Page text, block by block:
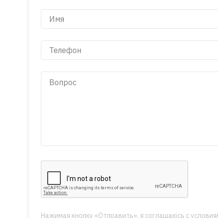
Нажимая кнопку «Отправить», я соглашаюсь с